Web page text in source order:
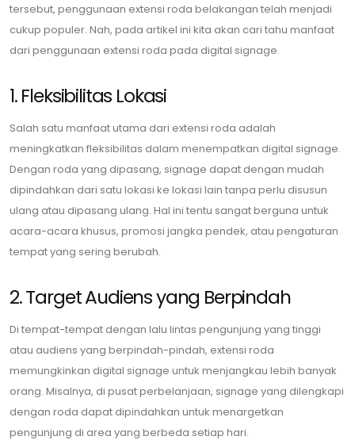
tersebut, penggunaan extensi roda belakangan telah menjadi
cukup populer. Nah, pada artikel ini kita akan cari tahu manfaat
dari penggunaan extensi roda pada digital signage.
1. Fleksibilitas Lokasi
Salah satu manfaat utama dari extensi roda adalah
meningkatkan fleksibilitas dalam menempatkan digital signage.
Dengan roda yang dipasang, signage dapat dengan mudah
dipindahkan dari satu lokasi ke lokasi lain tanpa perlu disusun
ulang atau dipasang ulang. Hal ini tentu sangat berguna untuk
acara-acara khusus, promosi jangka pendek, atau pengaturan
tempat yang sering berubah.
2. Target Audiens yang Berpindah
Di tempat-tempat dengan lalu lintas pengunjung yang tinggi
atau audiens yang berpindah-pindah, extensi roda
memungkinkan digital signage untuk menjangkau lebih banyak
orang. Misalnya, di pusat perbelanjaan, signage yang dilengkapi
dengan roda dapat dipindahkan untuk menargetkan
pengunjung di area yang berbeda setiap hari.